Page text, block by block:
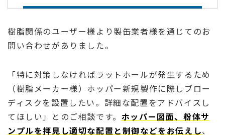
樹脂関係のユーザー様より製缶業者様を通じてのお
問い合わせがありました。
「特に対策しなければラットホールが発生するため
（樹脂メーカー様）ホッパー新規製作に際しブロー
ディスクを設置したい。詳細な配置をアドバイスし
てほしい」とのご相談です。 ホッパー図面、粉体サ
ンプルを拝見し適切な配置と制御などをお伝えし、